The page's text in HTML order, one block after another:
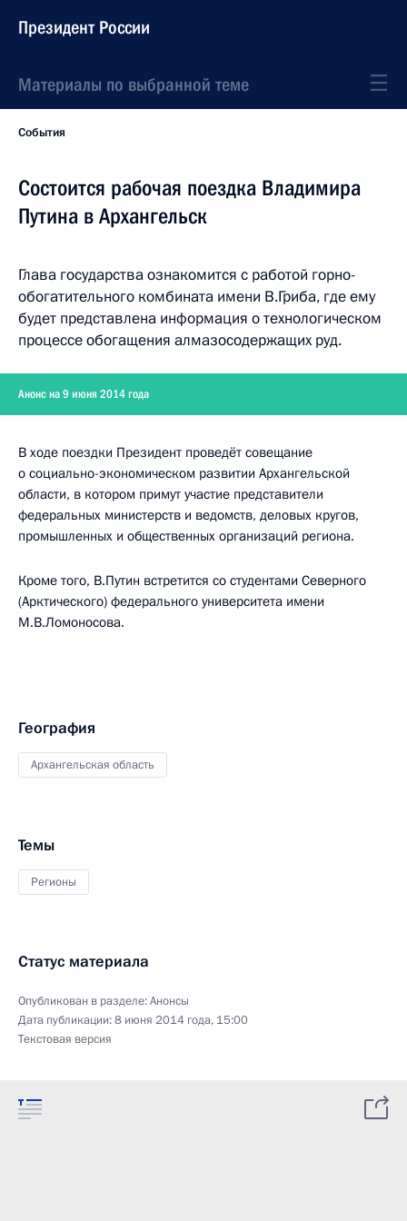
Президент России
Материалы по выбранной теме
События
Состоится рабочая поездка Владимира
Путина в Архангельск
Глава государства ознакомится с работой горно-
обогатительного комбината имени В.Гриба, где ему
будет представлена информация о технологическом
процессе обогащения алмазосодержащих руд.
Анонс на 9 июня 2014 года
В ходе поездки Президент проведёт совещание
о социально-экономическом развитии Архангельской
области, в котором примут участие представители
федеральных министерств и ведомств, деловых кругов,
промышленных и общественных организаций региона.
Кроме того, В.Путин встретится со студентами Северного
(Арктического) федерального университета имени
М.В.Ломоносова.
География
Архангельская область
Темы
Регионы
Статус материала
Опубликован в разделе:Анонсы
Дата публикации:8 июня 2014 года, 15:00
Текстовая версия